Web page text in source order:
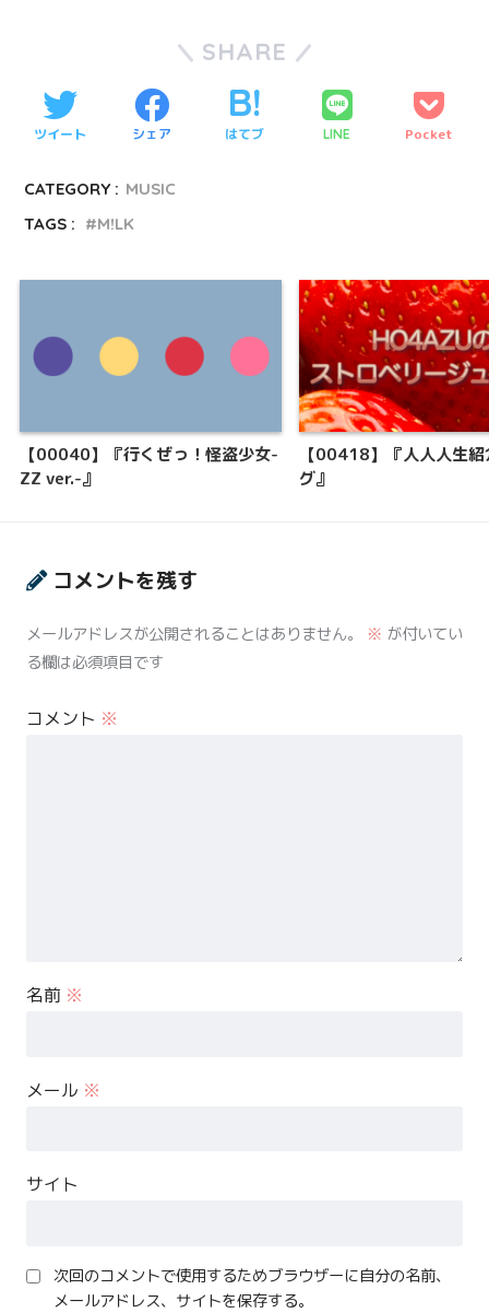
SHARE
ツイート シェア はてブ LINE Pocket
CATEGORY : MUSIC
TAGS :
M!LK
【00040】『行くぜっ！怪盗少女-
ZZ ver.-』
【00418】『人人人生
グ』
コメントを残す
メールアドレスが公開されることはありません。 ※ が付いてい
る欄は必須項目です
コメント ※
名前 ※
メール ※
サイト
次回のコメントで使用するためブラウザーに自分の名前、
メールアドレス、サイトを保存する。